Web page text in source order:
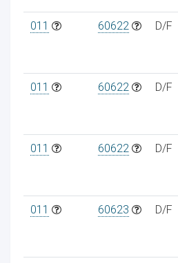
011 60622 D/F
011 60622 D/F
011 60622 D/F
011 60623 D/F